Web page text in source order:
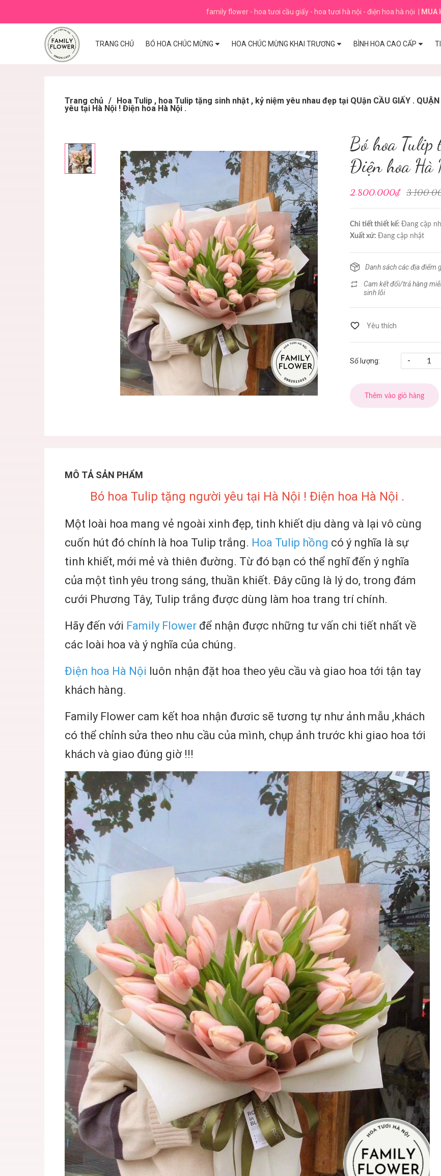
family flower - hoa tươi cầu giấy - hoa tươi hà nội - điện hoa hà nội MUA
TRANG CHỦ BÓ HOA CHÚC MỪNG HOA CHÚC MỪNG KHAI TRƯƠNG BÌNH HOA CAO CẤP
Trang chủ / Hoa Tulip , hoa Tulip tặng sinh nhật , kỷ niệm yêu nhau đẹp tại QUận CẦU GIẤY . QUẬN
yêu tại Hà Nội ! Điện hoa Hà Nội .
Bó hoa
Điện hoa Hà
2.800.000₫
Chi tiết thiết kế: Đang cập
Xuất xứ: Đang cập nhật
Danh sách các địa điểm
Cam kết đổi/trả hàng
sinh lỗi
Số lượng: -
Thêm vào giỏ hàng
MÔ TẢ SẢN PHẨM
Bó hoa Tulip tặng người yêu tại Hà Nội ! Điện hoa Hà Nội .
Một loài hoa mang vẻ ngoài xinh đẹp, tinh khiết dịu dàng và lại vô cùng
cuốn hút đó chính là hoa Tulip trắng. Hoa Tulip hồng có ý nghĩa là sự
tinh khiết, mới mẻ và thiên đường. Từ đó bạn có thể nghĩ đến ý nghĩa
của một tình yêu trong sáng, thuần khiết. Đây cũng là lý do, trong đám
cưới Phương Tây, Tulip trắng được dùng làm hoa trang trí chính.
Hãy đến với Family Flower để nhận được những tư vấn chi tiết nhất về
các loài hoa và ý nghĩa của chúng.
Điện hoa Hà Nội luôn nhận đặt hoa theo yêu cầu và giao hoa tới tận tay
khách hàng.
Family Flower cam kết hoa nhận đươic sẽ tương tự như ảnh mẫu ,khách
có thể chỉnh sửa theo nhu cầu của mình, chụp ảnh trước khi giao hoa tới
khách và giao đúng giờ !!!